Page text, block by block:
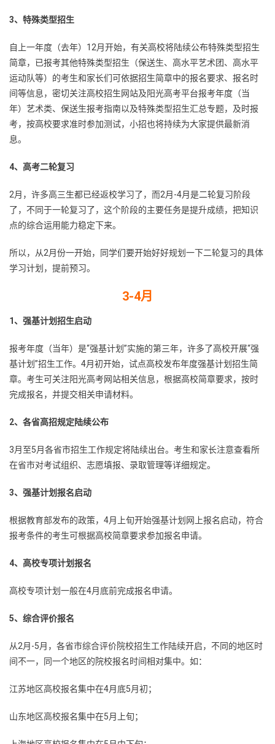
3、特殊类型招生
自上一年度（去年）12月开始，有关高校将陆续公布特殊类型招生
简章，已报考其他特殊类型招生（保送生、高水平艺术团、高水平
运动队等）的考生和家长们可依据招生简章中的报名要求、报名时
间等信息，密切关注高校招生网站及阳光高考平台报考年度（当
年）艺术类、保送生报考指南以及特殊类型招生汇总专题，及时报
考，按高校要求准时参加测试，小招也将持续为大家提供最新消
息。
4、高考二轮复习
2月，许多高三生都已经返校学习了，而2月-4月是二轮复习阶段
了，不同于一轮复习了，这个阶段的主要任务是提升成绩，把知识
点的综合运用能力稳定下来。
所以，从2月份一开始，同学们要开始好好规划一下二轮复习的具体
学习计划，提前预习。
3-4月
1、强基计划招生启动
报考年度（当年）是“强基计划”实施的第三年，许多了高校开展“强
基计划”招生工作。4月初开始，试点高校发布年度强基计划招生简
章。考生可关注阳光高考网站相关信息，根据高校简章要求，按时
完成报名，并提交相关申请材料。
2、各省高招规定陆续公布
3月至5月各省市招生工作规定将陆续出台。考生和家长注意查看所
在省市对考试组织、志愿填报、录取管理等详细规定。
3、强基计划报名启动
根据教育部发布的政策，4月上旬开始强基计划网上报名启动，符合
报考条件的考生可根据高校简章要求参加报名申请。
4、高校专项计划报名
高校专项计划一般在4月底前完成报名申请。
5、综合评价报名
从2月-5月，各省市综合评价院校招生工作陆续开启，不同的地区时
间不一，同一个地区的院校报名时间相对集中。如：
江苏地区高校报名集中在4月底5月初；
山东地区高校报名集中在5月上旬；